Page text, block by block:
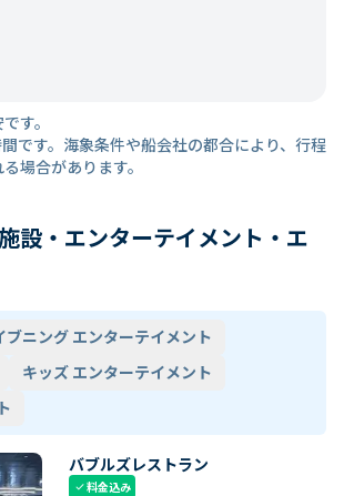
す。
です。海象条件や船会社の都合により、行程
場合があります。
設・エンターテイメント・エ
ブニング エンターテイメント
キッズ エンターテイメント
バブルズレストラン
check料金込み